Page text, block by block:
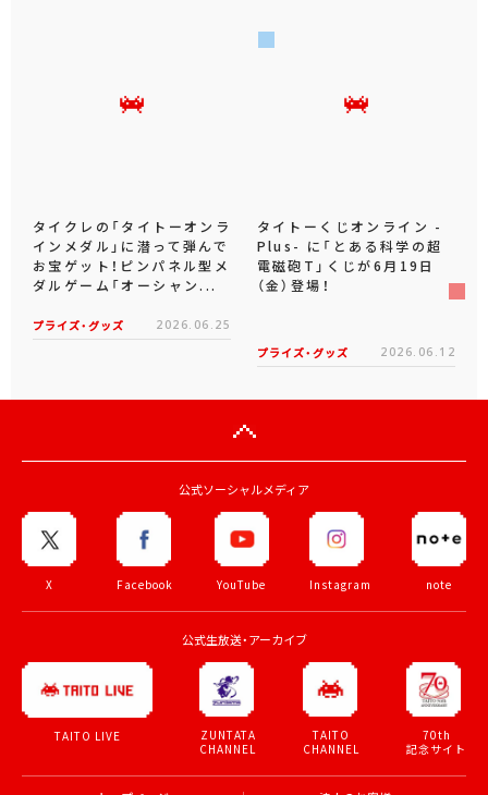
タイクレの「タイトーオンラ
インメダル」に潜って弾んで
お宝ゲット！ピンパネル型メ
ダルゲーム「オーシャン...
プライズ・グッズ 2026.06.25
タイトーくじオンライン -
Plus- に「とある科学の超
電磁砲T」くじが6月19日
（金）登場！
プライズ・グッズ 2026.06.12
公式ソーシャルメディア
X Facebook YouTube Instagram note
公式生放送・アーカイブ
TAITO LIVE
ZUNTATA
CHANNEL
TAITO
CHANNEL
70th
記念サイト